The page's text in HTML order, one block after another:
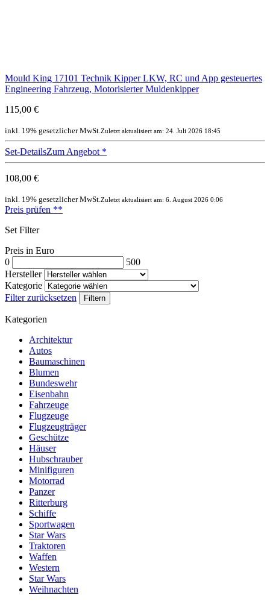
Mould King 17101 Technik Kipper LKW, RC und App gesteuertes
Engineering Fahrzeug, Motorisierter Muldenkipper
115,00 €
inkl. 19% gesetzlicher MwSt.Zuletzt aktualisiert am: 24. Juli 2026 18:45
Set-DetailsZum Angebot *
108,00 €
inkl. 19% gesetzlicher MwSt.Zuletzt aktualisiert am: 6. August 2026 0:06
Preis prüfen **
Set Filter
Preis in Euro
0
500
Hersteller
Kategorie
Filter zurücksetzen
Filtern
Kategorien
Architektur
Autos
Baumaschinen
Blumen
Bundeswehr
Eisenbahn
Fahrzeuge
Flugzeuge
Flugzeugträger
Geschütze
Häuser
Hubschrauber
Minifiguren
Motorrad
Panzer
Ritterburg
Schiffe
Sportwagen
Star Wars
Traktoren
Waffen
Western
Star Wars
Weihnachten